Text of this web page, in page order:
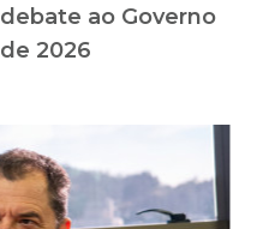
ao Governo
2026